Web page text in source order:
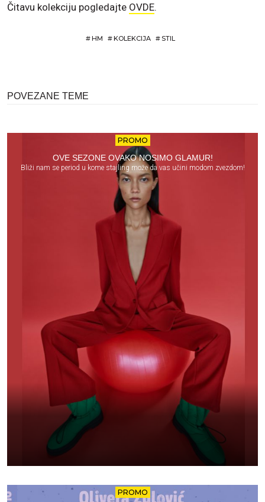
Čitavu kolekciju pogledajte OVDE.
#HM #KOLEKCIJA # STIL
POVEZANE TEME
PROMO
OVE SEZONE OVAKO NOSIMO GLAMUR!
Bliži nam se period u kome stajling može da vas učini modom zvezdom!
PROMO